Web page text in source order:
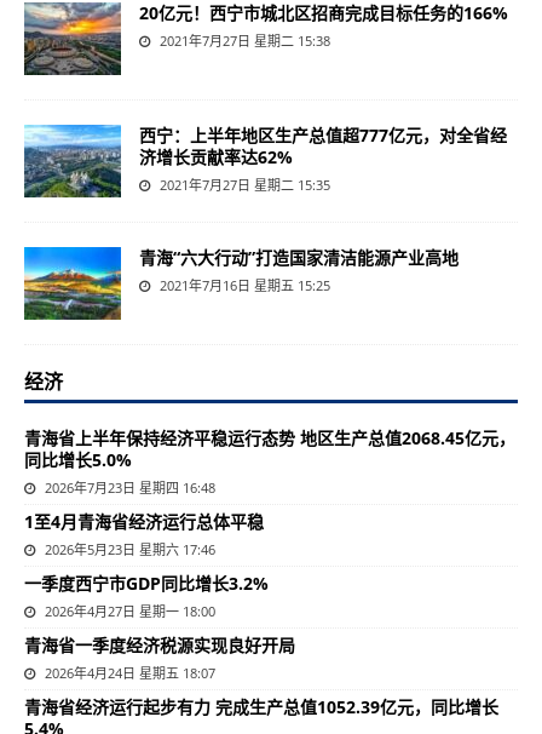
20亿元！西宁市城北区招商完成目标任务的166%
2021年7月27日 星期二 15:38
西宁：上半年地区生产总值超777亿元，对全省经
济增长贡献率达62%
2021年7月27日 星期二 15:35
青海“六大行动”打造国家清洁能源产业高地
2021年7月16日 星期五 15:25
经济
青海省上半年保持经济平稳运行态势 地区生产总值2068.45亿元，
同比增长5.0%
2026年7月23日 星期四 16:48
1至4月青海省经济运行总体平稳
2026年5月23日 星期六 17:46
一季度西宁市GDP同比增长3.2%
2026年4月27日 星期一 18:00
青海省一季度经济税源实现良好开局
2026年4月24日 星期五 18:07
青海省经济运行起步有力 完成生产总值1052.39亿元，同比增长
5.4%